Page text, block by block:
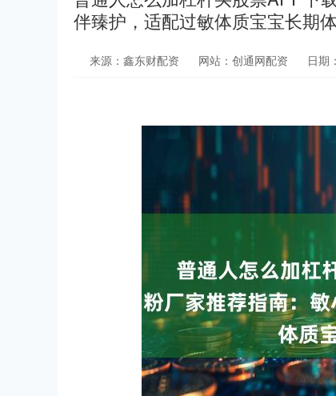
伴臻护，适配过敏体质宝宝长期
来源：鑫东财配资 网站：创通网配资 日期